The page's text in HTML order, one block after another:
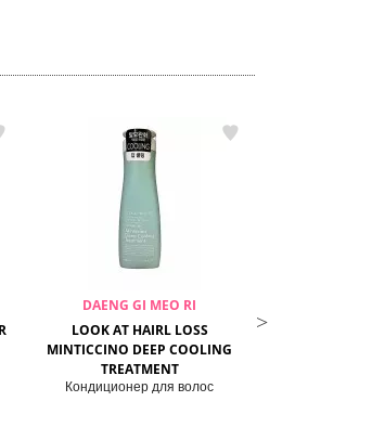
DAENG GI MEO RI
LOOK AT HAIRL LOSS
MINTICCINO DEEP COOLING
TREATMENT
Кондиционер для волос